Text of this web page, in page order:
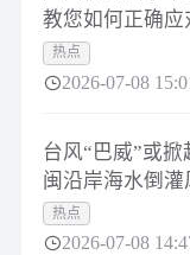
教您如何正确应
热点
2026-07-08
台风“巴威”或
闽沿岸海水倒灌
热点
2026-07-08